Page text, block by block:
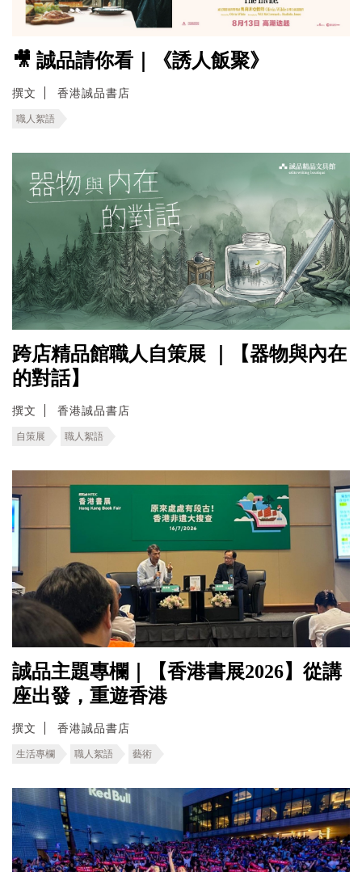
🎥 誠品請你看｜《誘人飯聚》
撰文 香港誠品書店
職人絮語
跨店精品館職人自策展 ｜【器物與內在
的對話】
撰文 香港誠品書店
自策展 職人絮語
誠品主題專欄｜【香港書展2026】從講
座出發，重遊香港
撰文 香港誠品書店
生活專欄 職人絮語 藝術